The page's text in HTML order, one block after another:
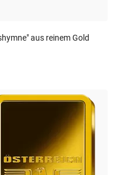
aus reinem Gold